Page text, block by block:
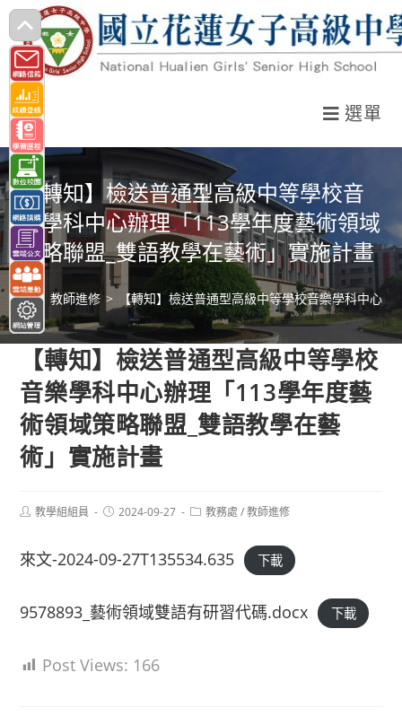
跳
轉
至
主
要
內
容
選單
【轉知】檢送普通型高級中等學校音
樂學科中心辦理「113學年度藝術領域
策略聯盟_雙語教學在藝術」實施計畫
> 教師進修 > 【轉知】檢送普通型高級中等學校音樂學科中心
【轉知】檢送普通型高級中等學校
音樂學科中心辦理「113學年度藝
術領域策略聯盟_雙語教學在藝
術」實施計畫
Post教學組組員
Post2024-09-27
Post教務處 / 教師進修
來文-2024-09-27T135534.635 下載
9578893_藝術領域雙語有研習代碼.docx 下載
Post Views: 166